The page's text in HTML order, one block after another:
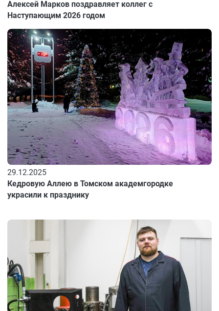
Алексей Марков поздравляет коллег с
Наступающим 2026 годом
29.12.2025
Кедровую Аллею в Томском академгородке
украсили к празднику